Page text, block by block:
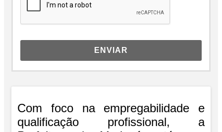
ENVIAR
Com foco na empregabilidade e
qualificação profissional, a